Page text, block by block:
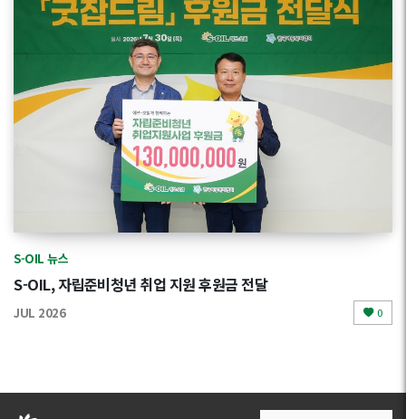
S-OIL 뉴스
S-OIL, 자립준비청년 취업 지원 후원금 전달
JUL 2026 0